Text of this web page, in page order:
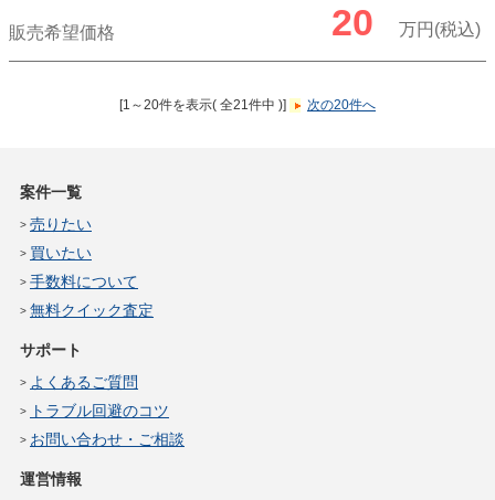
販売希望価格 20 万円(税込)
[1～20件を表示( 全21件中 )] 次の20件へ
案件一覧
売りたい
買いたい
手数料について
無料クイック査定
サポート
よくあるご質問
トラブル回避のコツ
お問い合わせ・ご相談
運営情報